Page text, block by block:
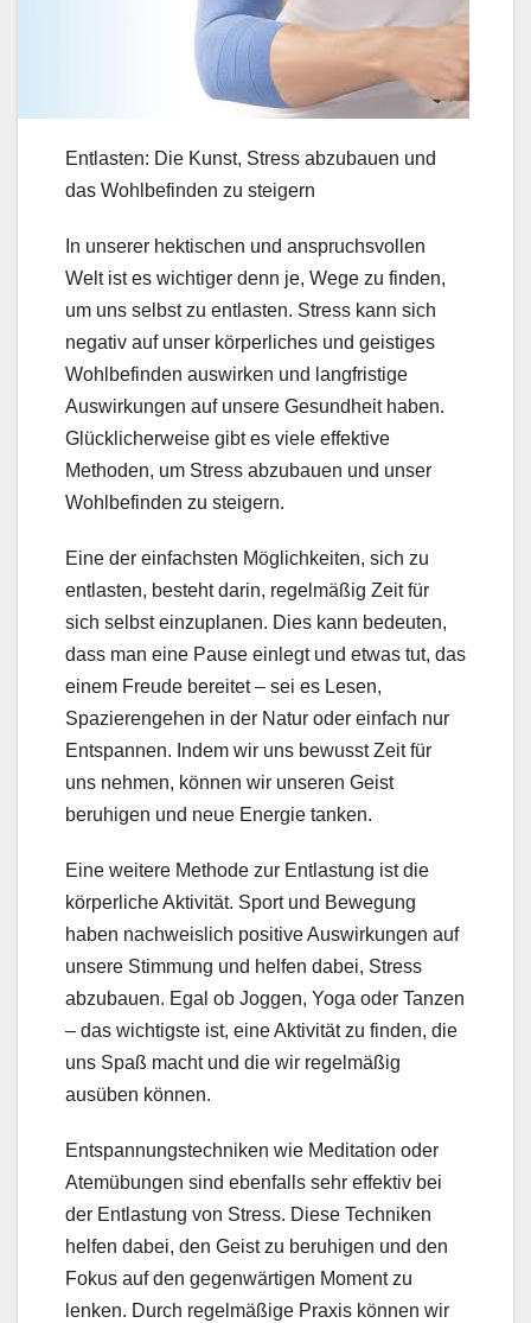
Entlasten: Die Kunst, Stress abzubauen und
das Wohlbefinden zu steigern
In unserer hektischen und anspruchsvollen
Welt ist es wichtiger denn je, Wege zu finden,
um uns selbst zu entlasten. Stress kann sich
negativ auf unser körperliches und geistiges
Wohlbefinden auswirken und langfristige
Auswirkungen auf unsere Gesundheit haben.
Glücklicherweise gibt es viele effektive
Methoden, um Stress abzubauen und unser
Wohlbefinden zu steigern.
Eine der einfachsten Möglichkeiten, sich zu
entlasten, besteht darin, regelmäßig Zeit für
sich selbst einzuplanen. Dies kann bedeuten,
dass man eine Pause einlegt und etwas tut, das
einem Freude bereitet – sei es Lesen,
Spazierengehen in der Natur oder einfach nur
Entspannen. Indem wir uns bewusst Zeit für
uns nehmen, können wir unseren Geist
beruhigen und neue Energie tanken.
Eine weitere Methode zur Entlastung ist die
körperliche Aktivität. Sport und Bewegung
haben nachweislich positive Auswirkungen auf
unsere Stimmung und helfen dabei, Stress
abzubauen. Egal ob Joggen, Yoga oder Tanzen
– das wichtigste ist, eine Aktivität zu finden, die
uns Spaß macht und die wir regelmäßig
ausüben können.
Entspannungstechniken wie Meditation oder
Atemübungen sind ebenfalls sehr effektiv bei
der Entlastung von Stress. Diese Techniken
helfen dabei, den Geist zu beruhigen und den
Fokus auf den gegenwärtigen Moment zu
lenken. Durch regelmäßige Praxis können wir